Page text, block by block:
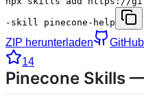
-skill pinecone-help
ZIP herunterladen
GitHub
14
Pinecone Skills